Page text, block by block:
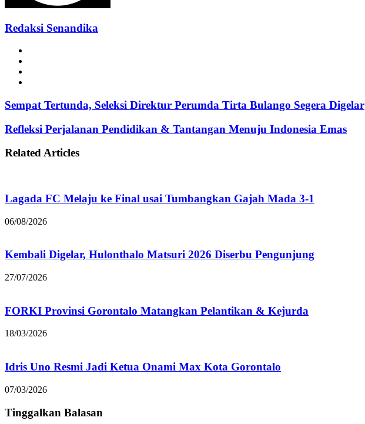
Redaksi Senandika
Sempat Tertunda, Seleksi Direktur Perumda Tirta Bulango Segera Digelar
Refleksi Perjalanan Pendidikan & Tantangan Menuju Indonesia Emas
Related Articles
Lagada FC Melaju ke Final usai Tumbangkan Gajah Mada 3-1
06/08/2026
Kembali Digelar, Hulonthalo Matsuri 2026 Diserbu Pengunjung
27/07/2026
FORKI Provinsi Gorontalo Matangkan Pelantikan & Kejurda
18/03/2026
Idris Uno Resmi Jadi Ketua Onami Max Kota Gorontalo
07/03/2026
Tinggalkan Balasan